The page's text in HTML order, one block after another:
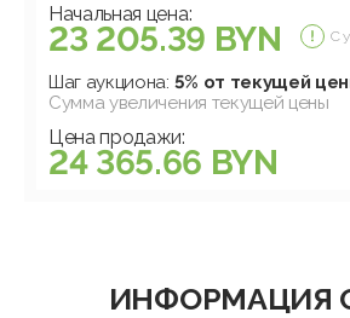
Начальная цена:
23 205.39 BYN С
Шаг аукциона: 5% от текущей
Сумма увеличения текущей цены
Цена продажи:
24 365.66 BYN
ИНФОРМАЦИЯ